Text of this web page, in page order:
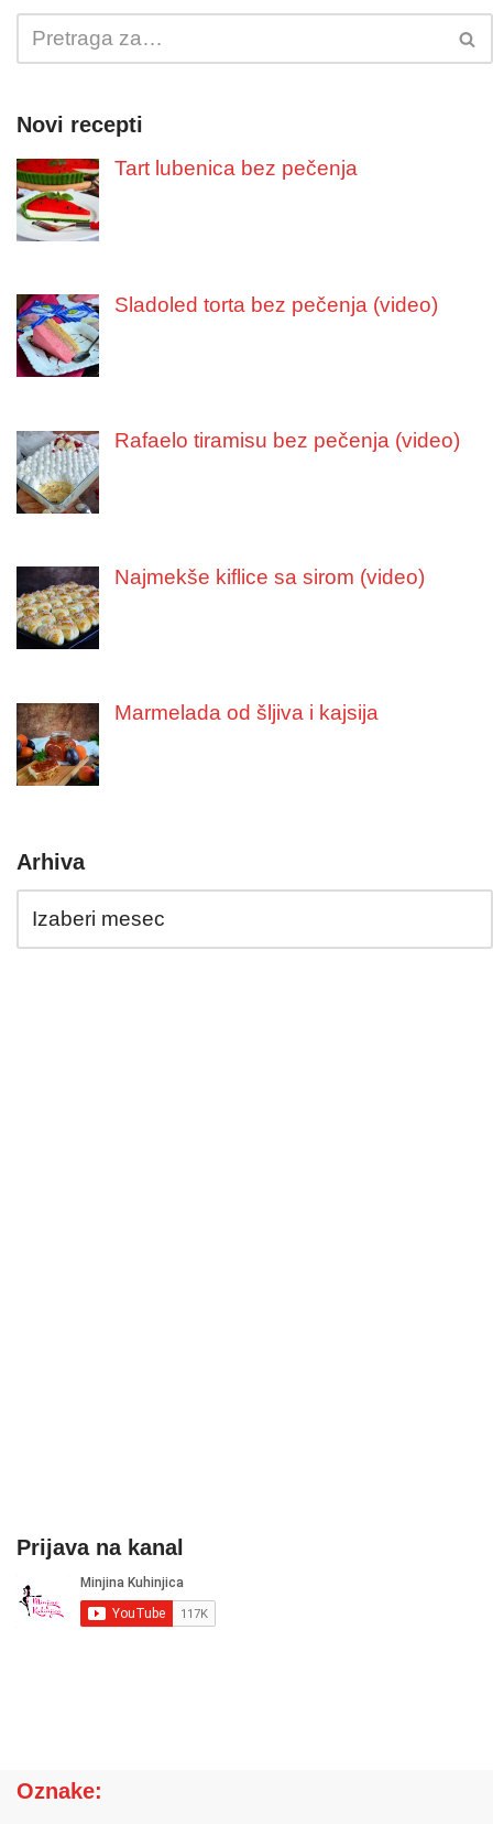
Novi recepti
Tart lubenica bez pečenja
Sladoled torta bez pečenja (video)
Rafaelo tiramisu bez pečenja (video)
Najmekše kiflice sa sirom (video)
Marmelada od šljiva i kajsija
Arhiva
Prijava na kanal
Oznake: